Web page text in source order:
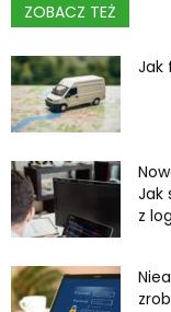
ZOBACZ TEŻ
Jak
Jak
z